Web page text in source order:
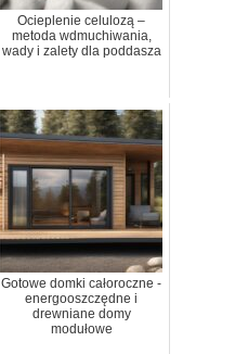
Ocieplenie celulozą –
metoda wdmuchiwania,
wady i zalety dla poddasza
Gotowe domki całoroczne -
energooszczędne i
drewniane domy
modułowe